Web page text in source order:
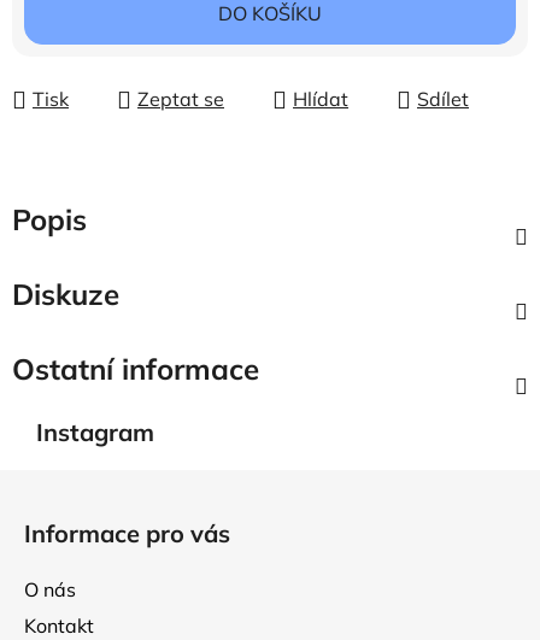
DO KOŠÍKU
Tisk Zeptat se Hlídat Sdílet
Popis
Diskuze
Ostatní informace
Instagram
Informace pro vás
O nás
Kontakt